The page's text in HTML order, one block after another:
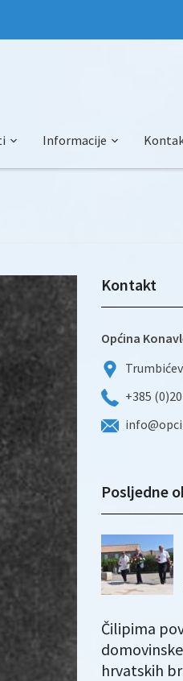
Informacije
Kontakt
Općina
+385
Posljedne
Čilipima
hrvatskih